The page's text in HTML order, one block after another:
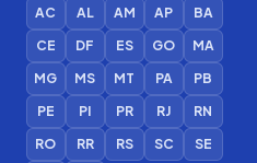
AC AL AM AP
BA
CE
DF ES GO
MA
MG
MS MT PA
PB
PE
PI PR RJ
RN
RO
RR RS SC
SE